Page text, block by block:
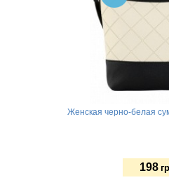
Женская черно-белая
198